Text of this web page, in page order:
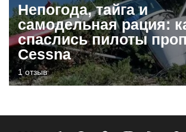
Непогода, тайга и
самодельная рация:
спаслись пилоты
Cessna
1 отзыв